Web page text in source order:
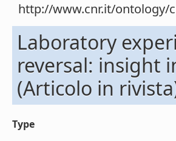
http://www.cnr.it/ontology/
Laboratory
reversal: insight
(Articolo in
Type